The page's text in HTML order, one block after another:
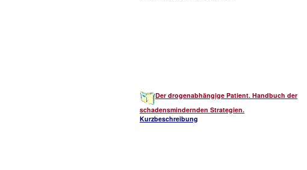
Der drogenabhängige Patient. Handbuch der
schadensmindernden Strategien.
Kurzbeschreibung